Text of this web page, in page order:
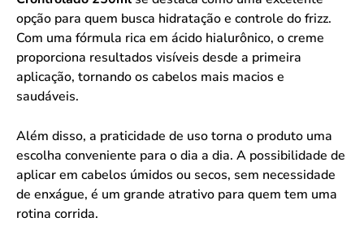
opção para quem busca hidratação e controle do frizz.
Com uma fórmula rica em ácido hialurônico, o creme
proporciona resultados visíveis desde a primeira
aplicação, tornando os cabelos mais macios e
saudáveis.
Além disso, a praticidade de uso torna o produto uma
escolha conveniente para o dia a dia. A possibilidade de
aplicar em cabelos úmidos ou secos, sem necessidade
de enxágue, é um grande atrativo para quem tem uma
rotina corrida.